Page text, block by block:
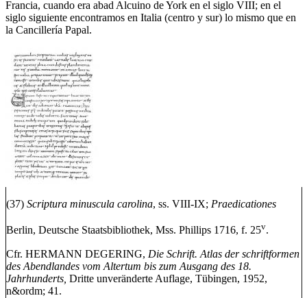
Francia, cuando era abad Alcuino de York en el siglo VIII; en el
siglo siguiente encontramos en Italia (centro y sur) lo mismo que en
la Cancillería Papal.
(37) Scriptura minuscula carolina, ss. VIII-IX; Praedicationes
Berlin, Deutsche Staatsbibliothek, Mss. Phillips 1716, f. 25v.
Cfr. HERMANN DEGERING, Die Schrift. Atlas der schriftformen
des Abendlandes vom Altertum bis zum Ausgang des 18.
Jahrhunderts, Dritte unveränderte Auflage, Tübingen, 1952,
n&ordm; 41.